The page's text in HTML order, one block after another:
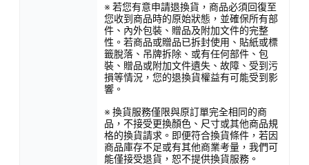
※ 若您有意申請退換貨，商品必須回復至
您收到商品時的原始狀態，並確保所有部
件、內外包裝、贈品及附加文件的完整
性。若商品或贈品已拆封使用、貼紙或標
籤脫落、吊牌拆除、或有任何部件、包
裝、贈品或附加文件遺失、故障、受到污
損等情況，您的退換貨權益有可能受到影
響。
※ 換貨服務僅限與原訂單完全相同的商
品，不接受更換顏色、尺寸或其他商品規
格的換貨請求。即便符合換貨條件，若因
商品庫存不足或有其他商業考量，我們可
能僅接受退貨，恕不提供換貨服務。